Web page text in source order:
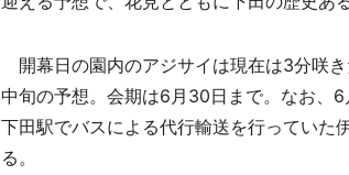
開幕日の園内のアジサイは現在は3分咲
中旬の予想。会期は6月30日まで。なお、
下田駅でバスによる代行輸送を行っていた
る。